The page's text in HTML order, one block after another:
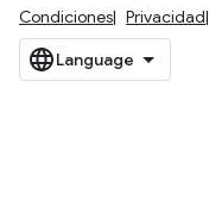
Condiciones Privacidad